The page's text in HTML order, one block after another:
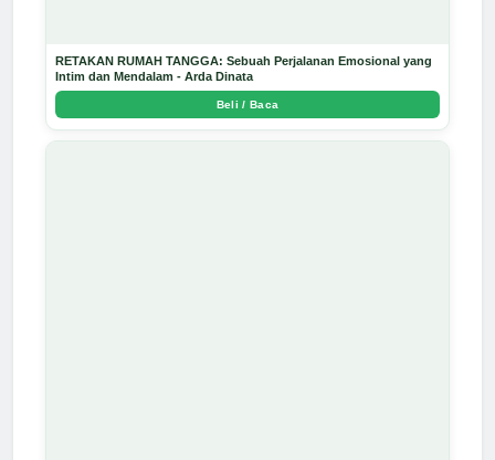
RETAKAN RUMAH TANGGA: Sebuah Perjalanan Emosional yang
Intim dan Mendalam - Arda Dinata
Beli / Baca